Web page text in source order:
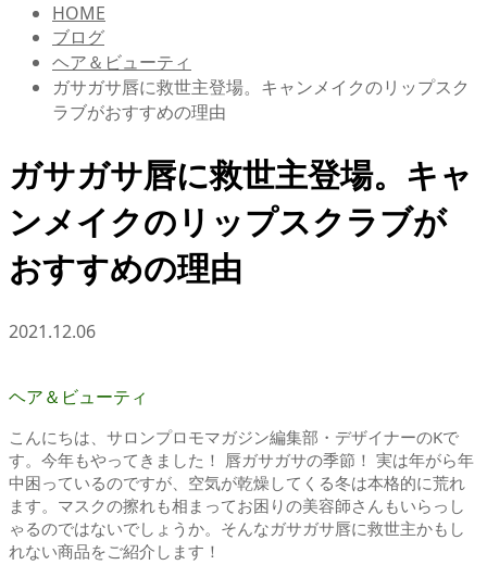
HOME
ブログ
ヘア＆ビューティ
ガサガサ唇に救世主登場。キャンメイクのリップスク
ラブがおすすめの理由
ガサガサ唇に救世主登場。キャ
ンメイクのリップスクラブが
おすすめの理由
2021.12.06
ヘア＆ビューティ
こんにちは、サロンプロモマガジン編集部・デザイナーのKで
す。今年もやってきました！ 唇ガサガサの季節！ 実は年がら年
中困っているのですが、空気が乾燥してくる冬は本格的に荒れ
ます。マスクの擦れも相まってお困りの美容師さんもいらっし
ゃるのではないでしょうか。そんなガサガサ唇に救世主かもし
れない商品をご紹介します！